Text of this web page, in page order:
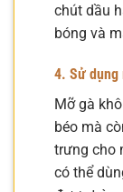
chút dầu
bóng và
4. Sử dụng
Mỡ gà
béo mà
trưng cho
có thể